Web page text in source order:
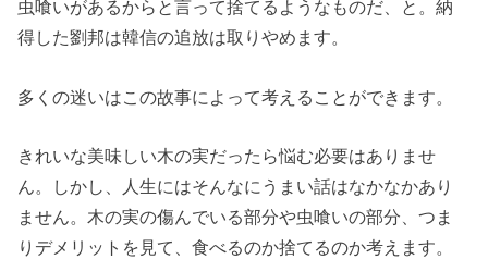
虫喰いがあるからと言って捨てるようなものだ、と。納
得した劉邦は韓信の追放は取りやめます。
多くの迷いはこの故事によって考えることができます。
きれいな美味しい木の実だったら悩む必要はありませ
ん。しかし、人生にはそんなにうまい話はなかなかあり
ません。木の実の傷んでいる部分や虫喰いの部分、つま
りデメリットを見て、食べるのか捨てるのか考えます。